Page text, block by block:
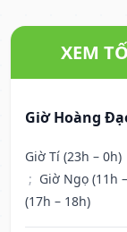
XEM
Giờ Hoàng
Giờ Tí (23h – 0h)
; Giờ Ngọ (11h
(17h – 18h)